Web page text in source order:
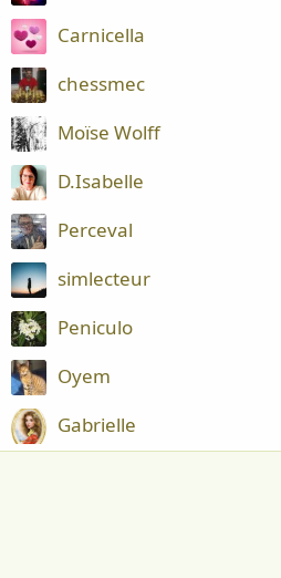
Carnicella
chessmec
Moïse Wolff
D.Isabelle
Perceval
simlecteur
Peniculo
Oyem
Gabrielle